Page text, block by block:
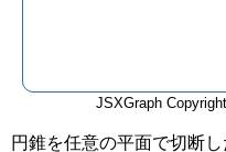
JSXGraph
円錐を任意の平面で切断